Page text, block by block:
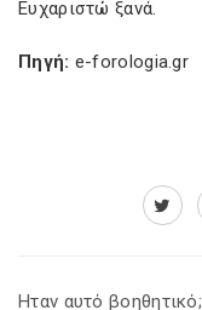
Ευχαριστώ ξανά.
Πηγή: e-forologia.gr
Ηταν αυτό βοηθητικό;